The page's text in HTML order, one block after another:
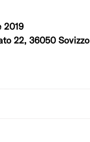
2019
22, 36050 Sovizzo